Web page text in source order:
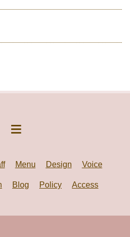
Menu Design Voice
Blog Policy Access